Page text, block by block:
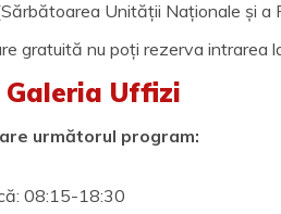
Unității Naționale și a
gratuită nu poți rezerva intrarea
Galeria Uffizi
următorul program:
08:15-18:30